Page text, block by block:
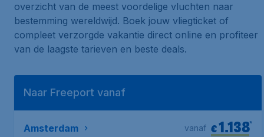
overzicht van de meest voordelige vluchten naar
bestemming wereldwijd. Boek jouw vliegticket of
compleet verzorgde vakantie direct online en profiteer
van de laagste tarieven en beste deals.
Naar Freeport vanaf
Amsterdam €1.138*
vanaf